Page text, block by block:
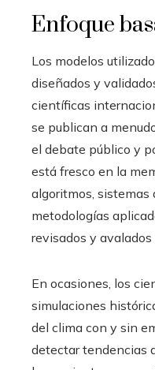
Enfoque
Los modelos
diseñados y
científicas
se publican a
el debate público y
está fresco en la
algoritmos, sistemas
metodologías
revisados y
En ocasiones, los
simulaciones
del clima con y sin
detectar tendencias